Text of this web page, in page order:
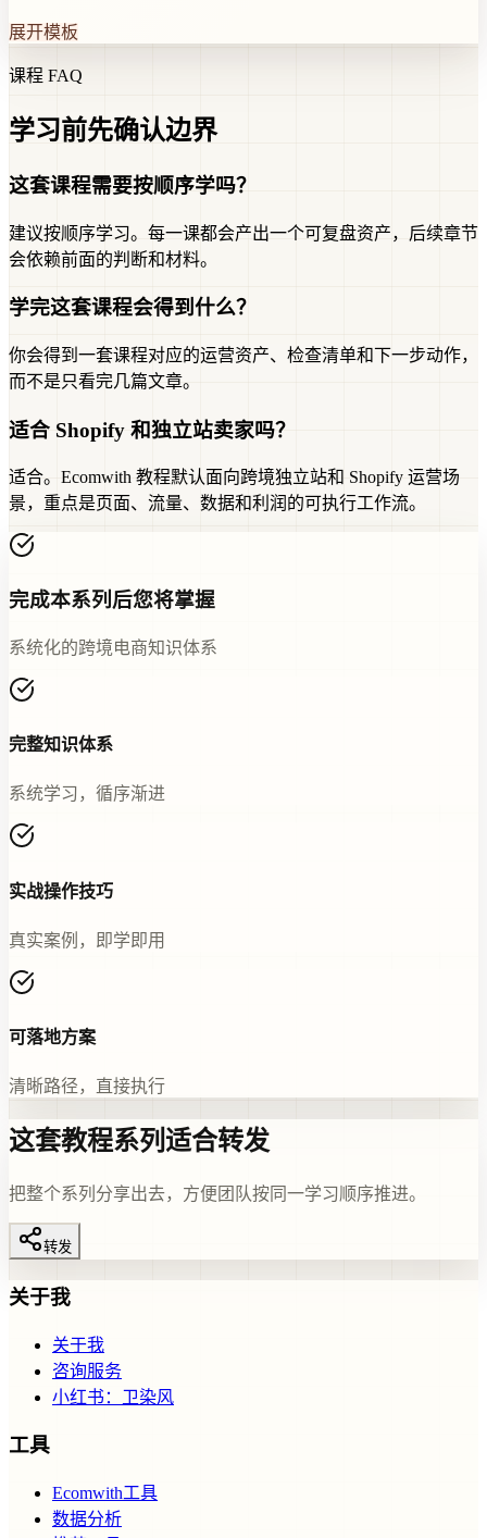
展开模板
课程 FAQ
学习前先确认边界
这套课程需要按顺序学吗？
建议按顺序学习。每一课都会产出一个可复盘资产，后续章节
会依赖前面的判断和材料。
学完这套课程会得到什么？
你会得到一套课程对应的运营资产、检查清单和下一步动作，
而不是只看完几篇文章。
适合 Shopify 和独立站卖家吗？
适合。Ecomwith 教程默认面向跨境独立站和 Shopify 运营场
景，重点是页面、流量、数据和利润的可执行工作流。
完成本系列后您将掌握
系统化的跨境电商知识体系
完整知识体系
系统学习，循序渐进
实战操作技巧
真实案例，即学即用
可落地方案
清晰路径，直接执行
这套教程系列适合转发
把整个系列分享出去，方便团队按同一学习顺序推进。
转发
关于我
关于我
咨询服务
小红书：卫染风
工具
Ecomwith工具
数据分析